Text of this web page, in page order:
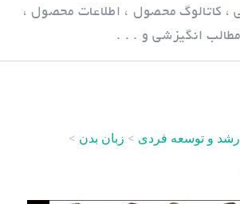
، کاتالوگ محصول ، اطلاعات محصول ،
مطالب انگیزشی و . . .
رشد و توسعه فردی > زبان بدن >